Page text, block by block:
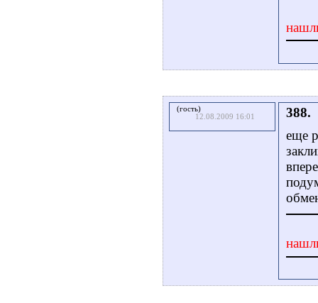
(гость)
12.08.2009 16:01
388.
еще